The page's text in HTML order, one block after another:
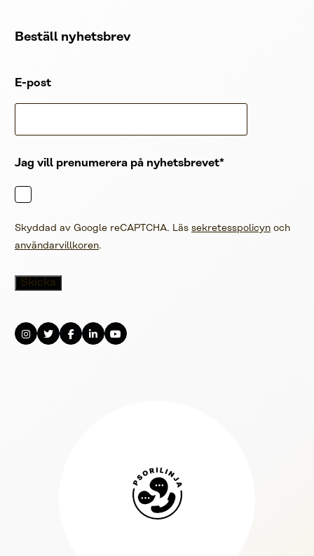
Beställ nyhetsbrev
E-post
Jag vill prenumerera på nyhetsbrevet
Skyddad av Google reCAPTCHA. Läs sekretesspolicyn och
användarvillkoren.